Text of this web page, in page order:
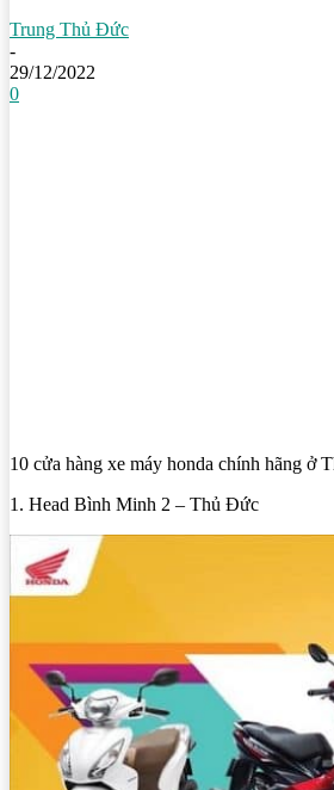
Trung Thủ Đức
-
29/12/2022
0
10 cửa hàng xe máy honda chính hãng ở
1. Head Bình Minh 2 – Thủ Đức